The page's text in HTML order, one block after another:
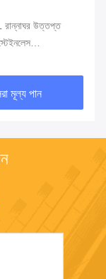
উত্তপ্ত
মূল্য পান